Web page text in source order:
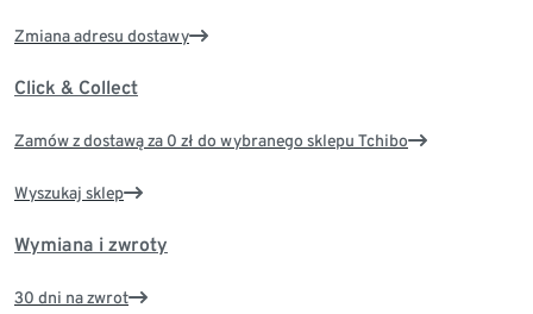
Zmiana adresu dostawy
Click & Collect
Zamów z dostawą za 0 zł do wybranego sklepu Tchibo
Wyszukaj sklep
Wymiana i zwroty
30 dni na zwrot